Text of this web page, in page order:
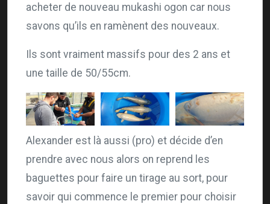
acheter de nouveau mukashi ogon car nous
savons qu’ils en ramènent des nouveaux.
Ils sont vraiment massifs pour des 2 ans et
une taille de 50/55cm.
Alexander est là aussi (pro) et décide d’en
prendre avec nous alors on reprend les
baguettes pour faire un tirage au sort, pour
savoir qui commence le premier pour choisir